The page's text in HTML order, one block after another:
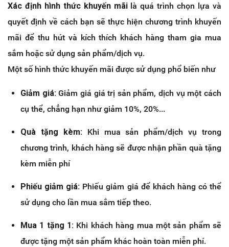
Xác định hình thức khuyến mãilà quá trình chọn lựa và
quyết định về cách bạn sẽ thực hiện chương trình khuyến
mãi để thu hút và kích thích khách hàng tham gia mua
sắm hoặc sử dụng sản phẩm/dịch vụ.
Một số hình thức khuyến mãi được sử dụng phổ biến như
Giảm giá:Giảm giá giá trị sản phẩm, dịch vụ một cách
cụ thể, chẳng hạn như giảm 10%, 20%...
Quà tặng kèm:Khi mua sản phẩm/dịch vụ trong
chương trình, khách hàng sẽ được nhận phần quà tặng
kèm miễn phí
Phiếu giảm giá: Phiếu giảm giá để khách hàng có thể
sử dụng cho lần mua sắm tiếp theo.
Mua 1 tặng 1: Khi khách hàng mua một sản phẩm sẽ
được tặng một sản phẩm khác hoàn toàn miễn phí.